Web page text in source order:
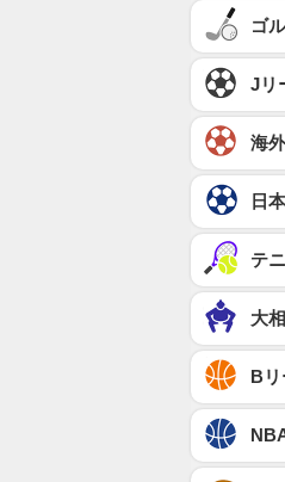
ゴ
Jリ
海
日
テ
大
B